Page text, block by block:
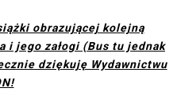
obrazującej kolejną
i jego załogi (Bus tu jednak
dziękuję Wydawnictwu